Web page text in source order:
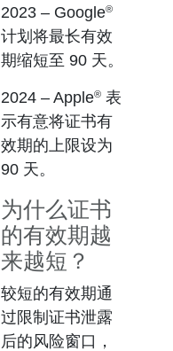
2023– Google®
计划将最长有效
期缩短至 90 天。
2024– Apple®表
示有意将证书有
效期的上限设为
90 天。
为什么证书
的有效期越
来越短？
较短的有效期通
过限制证书泄露
后的风险窗口，